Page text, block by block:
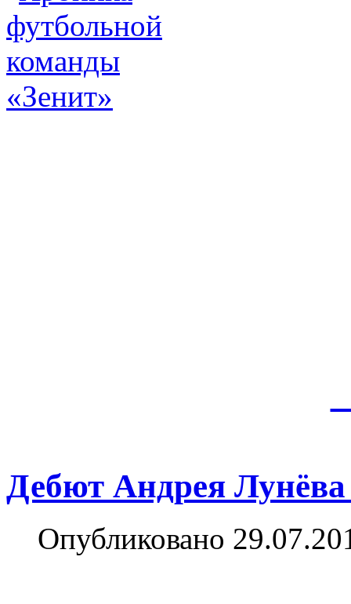
Дебют Андрея Лунёва
Опубликовано